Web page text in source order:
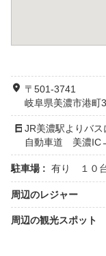
〒501-3741
岐阜県美濃市港町
JR美濃駅よりバ
自動車道 美濃
駐車場 : 有り １０
周辺のレジャー
周辺の観光スポット